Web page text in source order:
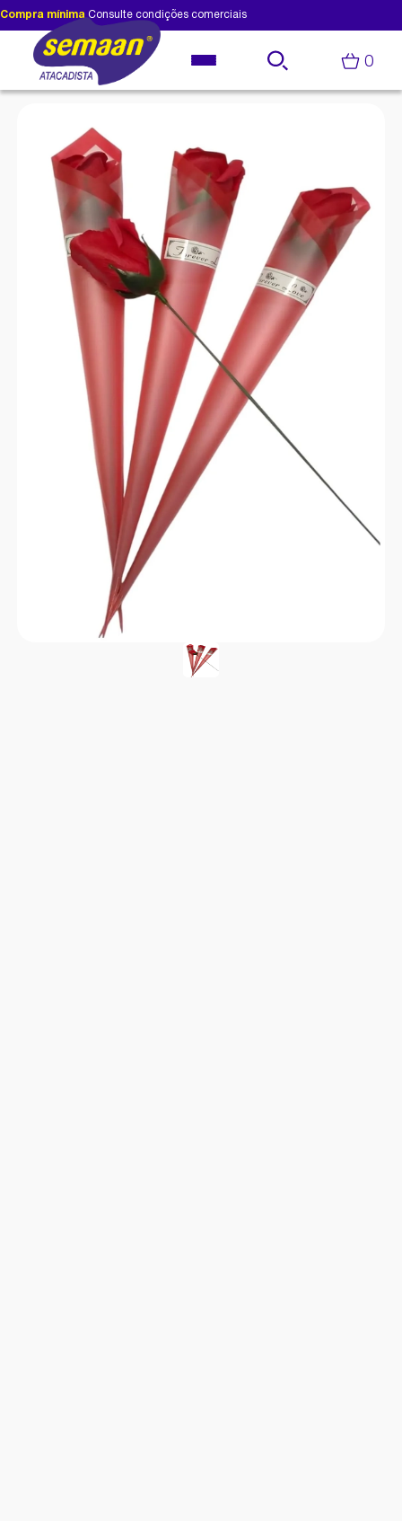
Compra mínima Consulte condições comerciais
0